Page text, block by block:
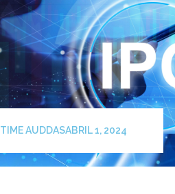
TIME AUDDASABRIL 1, 2024